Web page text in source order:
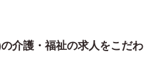
介護・福祉の求人をこだわ